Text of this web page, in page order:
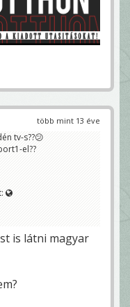
több mint 13 éve
tv-s??😕
el??
is látni magyar